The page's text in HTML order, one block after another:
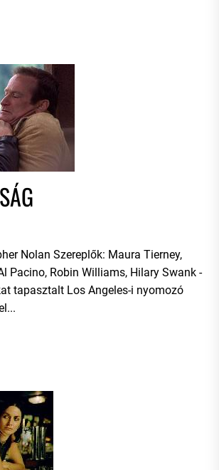
Nolan Szereplők: Maura Tierney,
Pacino, Robin Williams, Hilary Swank -
tapasztalt Los Angeles-i nyomozó